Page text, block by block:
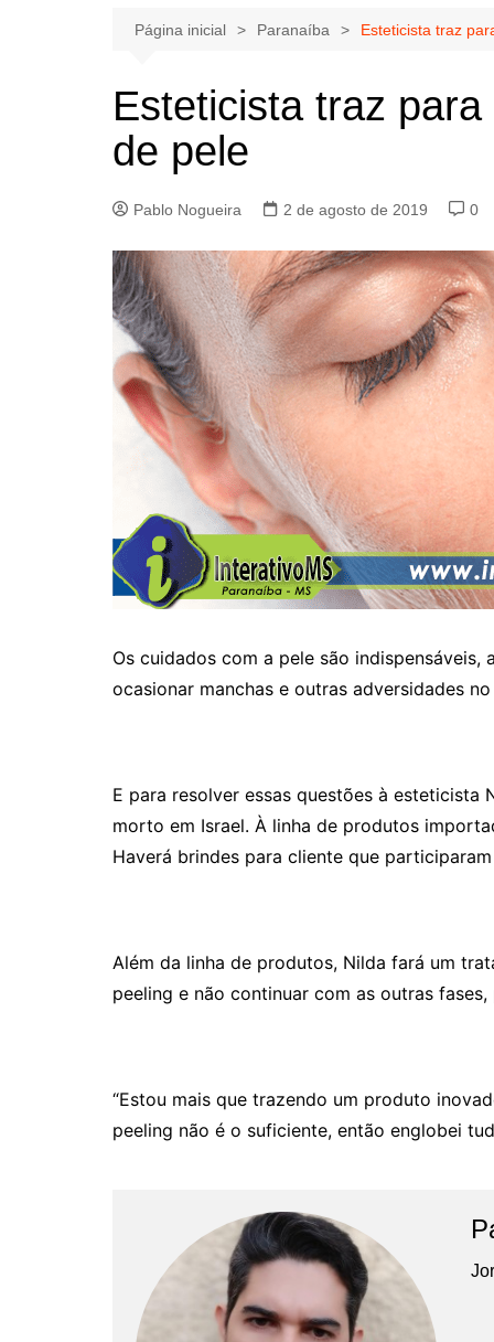
Página inicial Paranaíba Esteticista traz
Esteticista traz
de pele
Pablo Nogueira 2 de agosto de 2019 0
Os cuidados com a pele são
ocasionar manchas e outras adversidades
E para resolver essas questões à
morto em Israel. À linha de produtos
Haverá brindes para cliente que
Além da linha de produtos, Nilda fará um
peeling e não continuar com as outras
“Estou mais que trazendo um produto
peeling não é o suficiente, então englobei